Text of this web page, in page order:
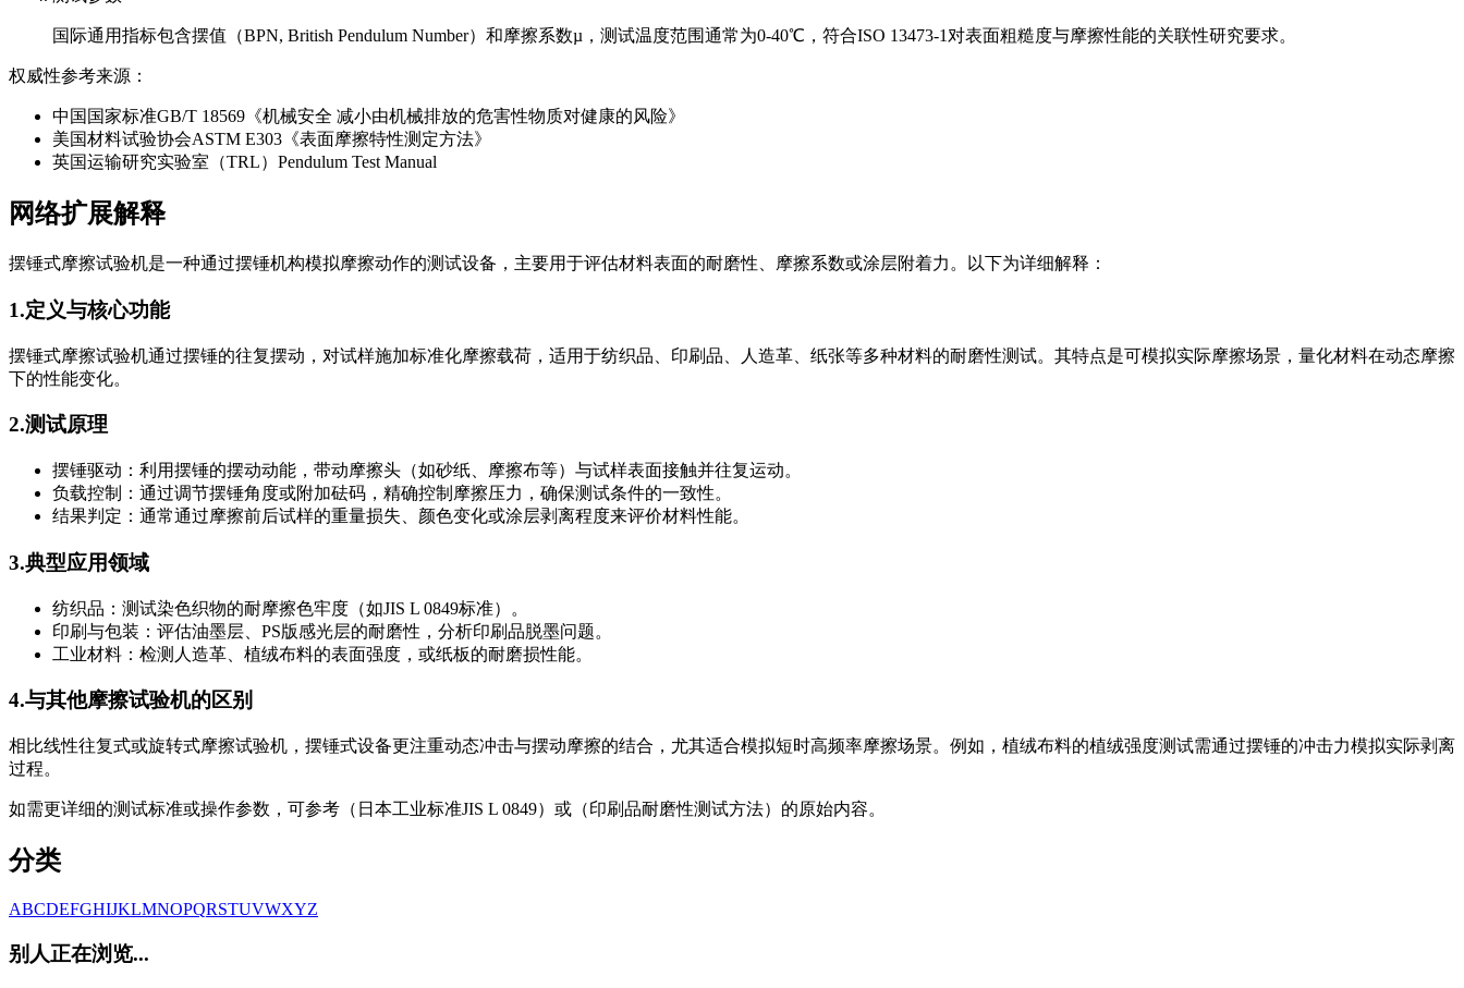
国际通用指标包含摆值（BPN, British Pendulum Number）和摩擦系数µ，测试温度范围通常为0-40℃，符合ISO 13473-1对表面粗糙度与摩擦性能的关联性研究要求。
权威性参考来源：
中国国家标准GB/T 18569《机械安全 减小由机械排放的危害性物质对健康的风险》
美国材料试验协会ASTM E303《表面摩擦特性测定方法》
英国运输研究实验室（TRL）Pendulum Test Manual
网络扩展解释
摆锤式摩擦试验机是一种通过摆锤机构模拟摩擦动作的测试设备，主要用于评估材料表面的耐磨性、摩擦系数或涂层附着力。以下为详细解释：
1.定义与核心功能
摆锤式摩擦试验机通过摆锤的往复摆动，对试样施加标准化摩擦载荷，适用于纺织品、印刷品、人造革、纸张等多种材料的耐磨性测试。其特点是可模拟实际摩擦场景，量化材料在动态摩擦
下的性能变化。
2.测试原理
摆锤驱动：利用摆锤的摆动动能，带动摩擦头（如砂纸、摩擦布等）与试样表面接触并往复运动。
负载控制：通过调节摆锤角度或附加砝码，精确控制摩擦压力，确保测试条件的一致性。
结果判定：通常通过摩擦前后试样的重量损失、颜色变化或涂层剥离程度来评价材料性能。
3.典型应用领域
纺织品：测试染色织物的耐摩擦色牢度（如JIS L 0849标准）。
印刷与包装：评估油墨层、PS版感光层的耐磨性，分析印刷品脱墨问题。
工业材料：检测人造革、植绒布料的表面强度，或纸板的耐磨损性能。
4.与其他摩擦试验机的区别
相比线性往复式或旋转式摩擦试验机，摆锤式设备更注重动态冲击与摆动摩擦的结合，尤其适合模拟短时高频率摩擦场景。例如，植绒布料的植绒强度测试需通过摆锤的冲击力模拟实际剥离
过程。
如需更详细的测试标准或操作参数，可参考（日本工业标准JIS L 0849）或（印刷品耐磨性测试方法）的原始内容。
分类
ABCDEFGHIJKLMNOPQRSTUVWXYZ
别人正在浏览...